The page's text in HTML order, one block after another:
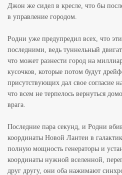
Джон же сидел в кресле, что бы
в управление городом.
Родни уже предупредил всех, что
последними, ведь туннельный
что может разнести город на
кусочков, которые потом будут
присутствующих дал свое согласие
что всем не терпелось вернуться
врага.
Последние пара секунд, и Родни
координаты Новой Лантеи в
полную мощность генераторы и
координаты нужной вселенной,
друг другу, они оба нажимают